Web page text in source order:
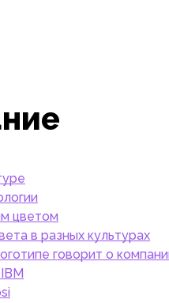
цветом
в разных культурах
говорит о